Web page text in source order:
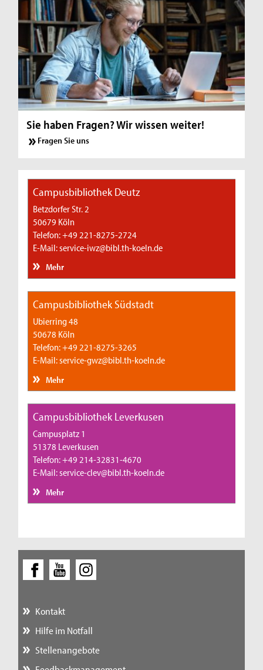
Sie haben Fragen? Wir wissen weiter!
Fragen Sie uns
Campusbibliothek Deutz
Betzdorfer Str. 2
50679 Köln
Telefon: +49 221-8275-2724
E-Mail: service-iwz@bibl.th-koeln.de
Mehr
Campusbibliothek Südstadt
Ubierring 48
50678 Köln
Telefon: +49 221-8275-3265
E-Mail: service-gwz@bibl.th-koeln.de
Mehr
Campusbibliothek Leverkusen
Campusplatz 1
51378 Leverkusen
Telefon: +49 214-32831-4670
E-Mail: service-clev@bibl.th-koeln.de
Mehr
Kontakt
Hilfe im Notfall
Stellenangebote